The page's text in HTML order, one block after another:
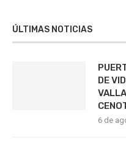
ÚLTIMAS NOTICIAS
DE
6 de